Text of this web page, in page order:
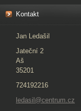
Kontakt
Jan Ledašil
Jateční 2
Aš
35201
724192216
ledasil@centrum.cz